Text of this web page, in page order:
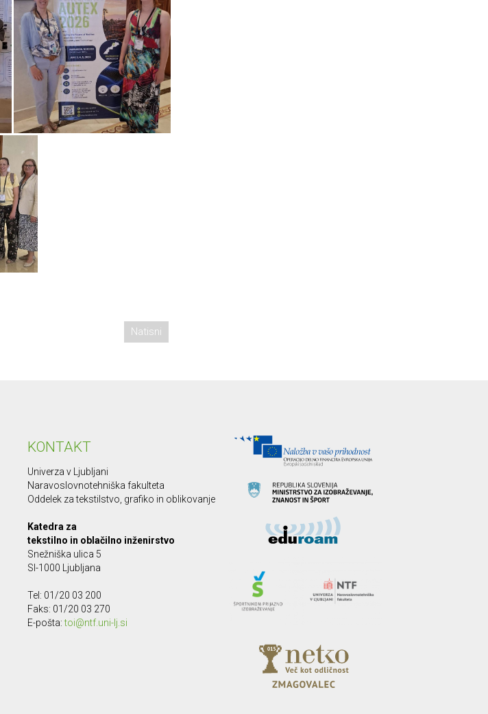
Natisni
KONTAKT
Univerza v Ljubljani
Naravoslovnotehniška fakulteta
Oddelek za tekstilstvo, grafiko in oblikovanje
Katedra za
tekstilno in oblačilno inženirstvo
Snežniška ulica 5
SI-1000 Ljubljana
Tel: 01/20 03 200
Faks: 01/20 03 270
E-pošta:toi@ntf.uni-lj.si